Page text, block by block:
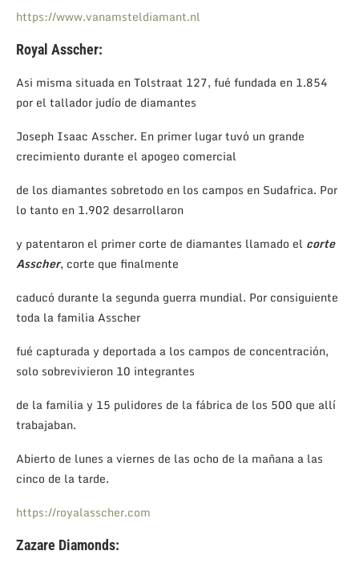
https://www.vanamsteldiamant.nl
Royal Asscher:
Asi misma situada en Tolstraat 127, fué fundada en 1.854
por el tallador judío de diamantes
Joseph Isaac Asscher. En primer lugar tuvó un grande
crecimiento durante el apogeo comercial
de los diamantes sobretodo en los campos en Sudafrica. Por
lo tanto en 1.902 desarrollaron
y patentaron el primer corte de diamantes llamado el corte
Asscher, corte que finalmente
caducó durante la segunda guerra mundial. Por consiguiente
toda la familia Asscher
fué capturada y deportada a los campos de ​concentración,
solo sobrevivieron 10 integrantes
de la familia y 15 pulidores de la fábrica de los 500 que allí
trabajaban.
Abierto de lunes a viernes de las ocho de la mañana a las
cinco de la tarde.
https://royalasscher.com
Zazare Diamonds: